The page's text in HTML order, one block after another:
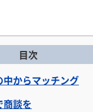
目次
からマッチング
商談を